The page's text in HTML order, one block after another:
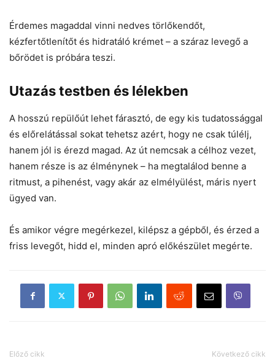
Érdemes magaddal vinni nedves törlőkendőt,
kézfertőtlenítőt és hidratáló krémet – a száraz levegő a
bőrödet is próbára teszi.
Utazás testben és lélekben
A hosszú repülőút lehet fárasztó, de egy kis tudatossággal
és előrelátással sokat tehetsz azért, hogy ne csak túlélj,
hanem jól is érezd magad. Az út nemcsak a célhoz vezet,
hanem része is az élménynek – ha megtalálod benne a
ritmust, a pihenést, vagy akár az elmélyülést, máris nyert
ügyed van.
És amikor végre megérkezel, kilépsz a gépből, és érzed a
friss levegőt, hidd el, minden apró előkészület megérte.
Előző cikk Következő cikk